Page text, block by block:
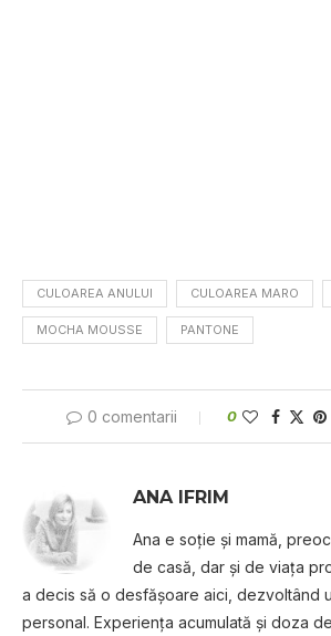
CULOAREA ANULUI CULOAREA MARO
MOCHA MOUSSE PANTONE
0 comentarii 0
ANA IFRIM
Ana e soţie şi mamă,
de casă, dar şi de viaţa
a decis să o desfăşoare aici, dezvoltând
personal. Experienţa acumulată şi doza